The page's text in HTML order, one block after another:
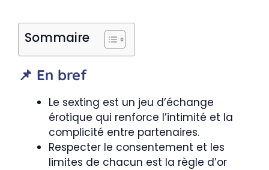
Sommaire
📌 En bref
Le sexting est un jeu d’échange
érotique qui renforce l’intimité et la
complicité entre partenaires.
Respecter le consentement et les
limites de chacun est la règle d’or